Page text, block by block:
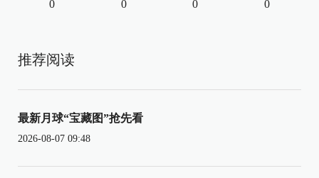
0 0 0 0
推荐阅读
最新月球“宝藏图”抢先看
2026-08-07 09:48